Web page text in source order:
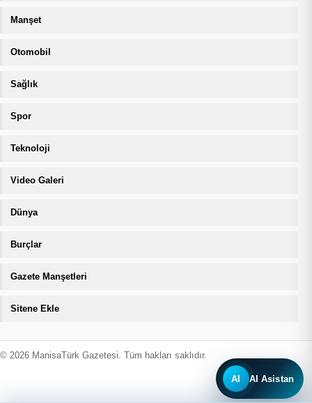
Manşet
Otomobil
Sağlık
Spor
Teknoloji
Video Galeri
Dünya
Burçlar
Gazete Manşetleri
Sitene Ekle
© 2026 ManisaTürk Gazetesi. Tüm hakları saklıdır.
AI AI Asistan